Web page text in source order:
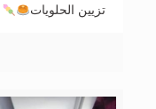
تزيين الحلويات